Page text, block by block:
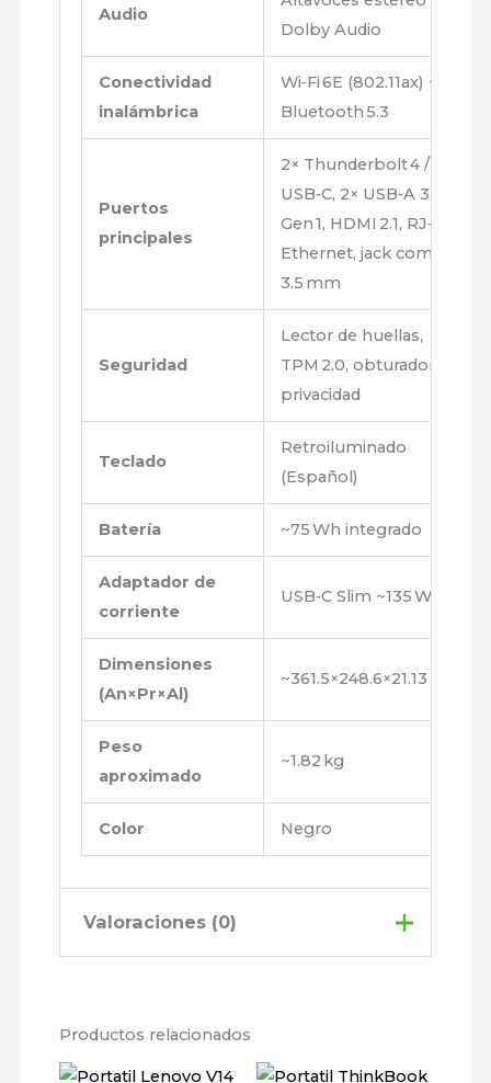
Audio
Dolby Audio
Conectividad
inalámbrica
Wi‑Fi 6E (802.11ax) +
Bluetooth 5.3
Puertos
principales
2× Thunderbolt 4 /
USB‑C, 2× USB‑A 3.2
Gen 1, HDMI 2.1, RJ‑45
Ethernet, jack combo
3.5 mm
Seguridad
Lector de huellas,
TPM 2.0, obturador de
privacidad
Teclado
Retroiluminado
(Español)
Batería ~75 Wh integrado
Adaptador de
corriente
USB‑C Slim ~135 W
Dimensiones
(An×Pr×Al)
~361.5×248.6×21.13 mm
Peso
aproximado
~1.82 kg
Color Negro
Valoraciones (0)
Sé el primero en valorar
Productos relacionados